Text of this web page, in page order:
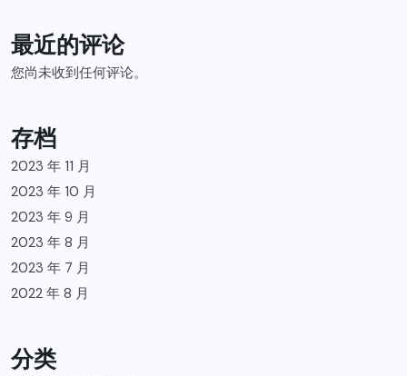
最近的评论
您尚未收到任何评论。
存档
2023 年 11 月
2023 年 10 月
2023 年 9 月
2023 年 8 月
2023 年 7 月
2022 年 8 月
分类